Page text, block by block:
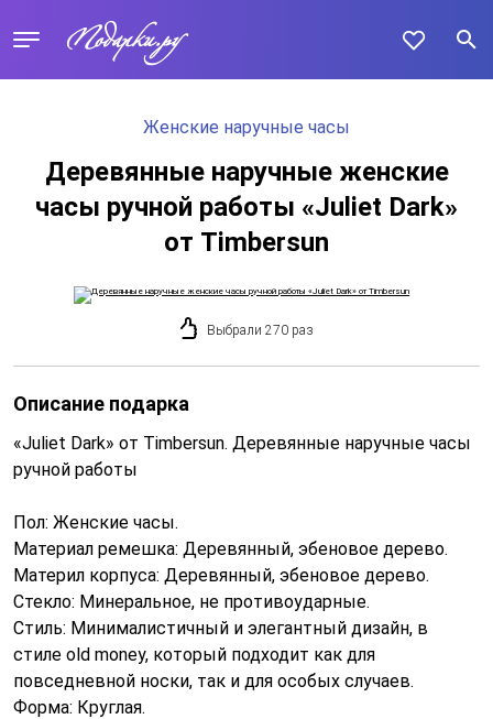
Женские наручные часы
Деревянные наручные женские
часы ручной работы «Juliet Dark»
от Timbersun
Выбрали 270 раз
Описание подарка
«Juliet Dark» от Timbersun. Деревянные наручные часы
ручной работы
Пол: Женские часы.
Материал ремешка: Деревянный, эбеновое дерево.
Материл корпуса: Деревянный, эбеновое дерево.
Стекло: Минеральное, не противоударные.
Стиль: Минималистичный и элегантный дизайн, в
стиле old money, который подходит как для
повседневной носки, так и для особых случаев.
Форма: Круглая.